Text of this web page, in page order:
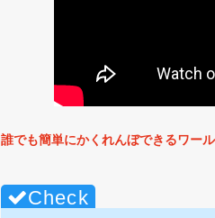
誰でも簡単にかくれんぼできるワー